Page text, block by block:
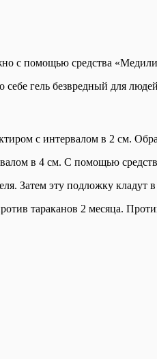
с помощью средства
гель безвредный для
с интервалом в 2 см.
в 4 см. С помощью
Затем эту подложку кладут
тараканов 2 месяца. Против